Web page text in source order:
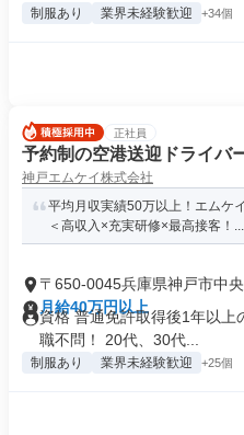
制服あり 業界未経験歓迎 +34個
正社員
予約制の空港送迎ドライバ
神戸エムケイ株式会社
平均月収実績50万以上！エムケ
＜高収入×充実研修×最高接客！...
〒650-0045兵庫県神戸市中
月給40万円以上
資格 普通免許取得後1年以上
職不問！ 20代、30代...
制服あり 業界未経験歓迎 +25個